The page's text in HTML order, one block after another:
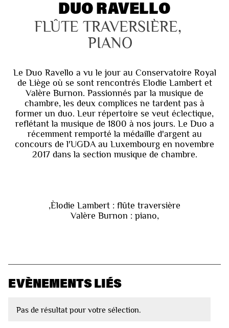
DUO RAVELLO
FLÛTE TRAVERSIÈRE,
PIANO
Le Duo Ravello a vu le jour au Conservatoire Royal
de Liège où se sont rencontrés Elodie Lambert et
Valère Burnon. Passionnés par la musique de
chambre, les deux complices ne tardent pas à
former un duo. Leur répertoire se veut éclectique,
reflétant la musique de 1800 à nos jours. Le Duo a
récemment remporté la médaille d'argent au
concours de l'UGDA au Luxembourg en novembre
2017 dans la section musique de chambre.
,Èlodie Lambert : flûte traversière
Valère Burnon : piano,
EVÈNEMENTS LIÉS
Pas de résultat pour votre sélection.